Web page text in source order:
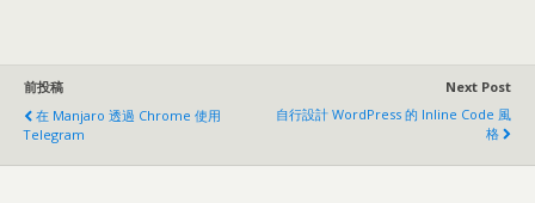
前投稿
在 Manjaro 透過 Chrome 使用
Telegram
Next Post
自行設計 WordPress 的 Inline Code 風
格